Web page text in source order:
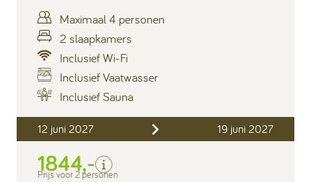
Maximaal 4 personen
2 slaapkamers
Inclusief Wi-Fi
Inclusief Vaatwasser
Inclusief Sauna
12 juni 2027 19 juni 2027
1844,-
Prijs voor 2 personen